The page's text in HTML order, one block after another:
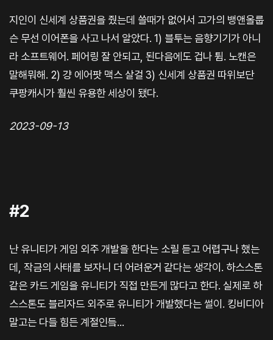
지인이 신세계 상품권을 줬는데 쓸때가 없어서 고가의 뱅앤올룹
슨 무선 이어폰을 사고 나서 알았다. 1) 블투는 음향기기가 아니
라 소프트웨어. 페어링 잘 안되고, 된다음에도 겁나 튐. 노캔은
말해뭐해. 2) 걍 에어팟 맥스 살걸 3) 신세계 상품권 따위보단
쿠팡캐시가 훨씬 유용한 세상이 됐다.
2023-09-13
#2
난 유니티가 게임 외주 개발을 한다는 소릴 듣고 어렵구나 했는
데, 작금의 사태를 보자니 더 어려운거 같다는 생각이. 하스스톤
같은 카드 게임을 유니티가 직접 만든게 많다고 한다. 실제로 하
스스톤도 블리자드 외주로 유니티가 개발했다는 썰이. 킹비디아
말고는 다들 힘든 계절인듴...